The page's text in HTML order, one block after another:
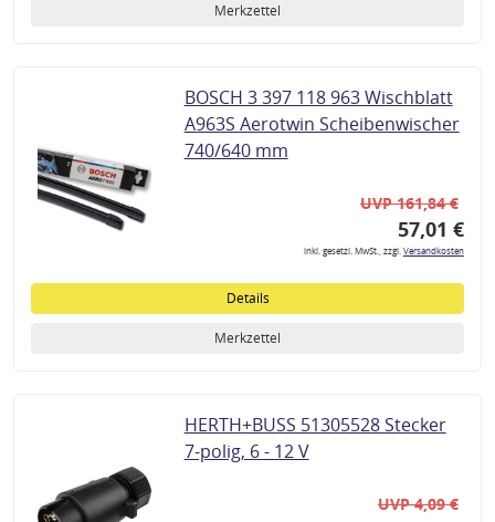
Merkzettel
BOSCH 3 397 118 963 Wischblatt
A963S Aerotwin Scheibenwischer
740/640 mm
UVP 161,84 €
57,01 €
inkl. gesetzl. MwSt., zzgl.Versandkosten
Details
Merkzettel
HERTH+BUSS 51305528 Stecker
7-polig, 6 - 12 V
UVP 4,09 €